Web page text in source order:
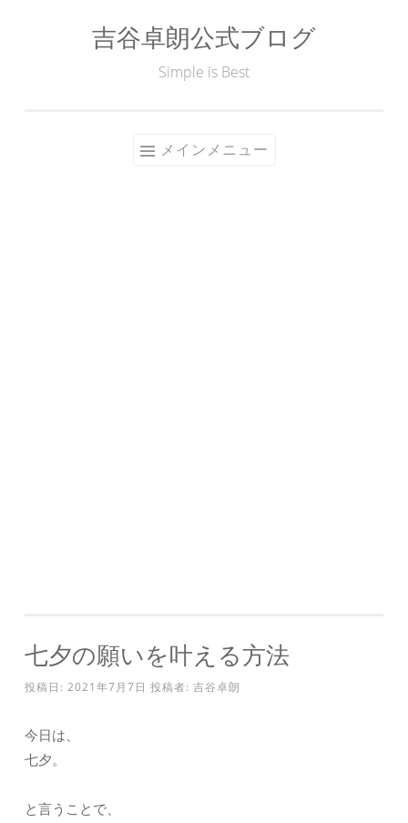
吉谷卓朗公式ブログ
Simple is Best
メインメニュー
七夕の願いを叶える方法
投稿日: 2021年7月7日 投稿者: 吉谷卓朗
今日は、
七夕。
と言うことで、